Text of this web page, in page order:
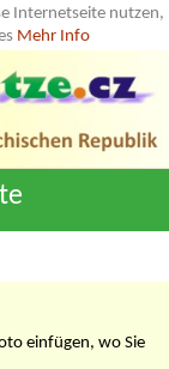
Internetseite nutzen,
Mehr Info
einfügen, wo Sie